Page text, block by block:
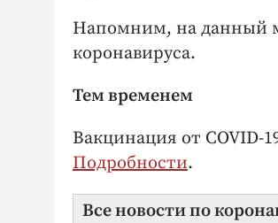
Напомним, на данный
коронавируса.
Тем временем
Вакцинация от COVID-
Подробности.
Все новости по